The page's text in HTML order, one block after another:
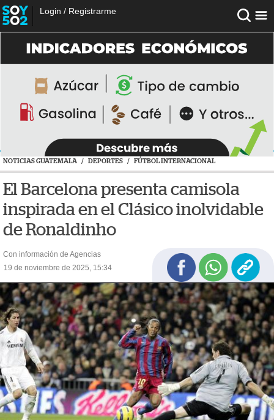
Login / Registrarme
NOTICIAS GUATEMALA / DEPORTES / FÚTBOL INTERNACIONAL
El Barcelona presenta camisola
inspirada en el Clásico inolvidable
de Ronaldinho
Con información de Agencias
19 de noviembre de 2025, 15:34